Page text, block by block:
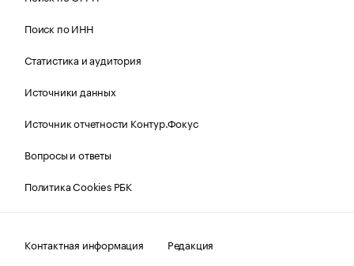
Поиск по ИНН
Статистика и аудитория
Источники данных
Источник отчетности Контур.Фокус
Вопросы и ответы
Политика Cookies РБК
Контактная информация
Редакция